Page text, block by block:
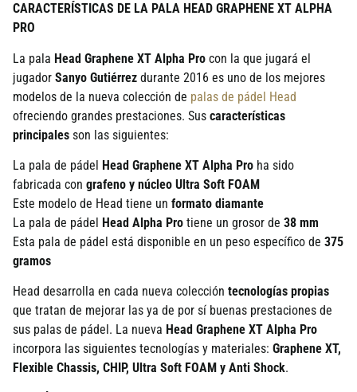
CARACTERÍSTICAS DE LA PALA HEAD GRAPHENE XT ALPHA
PRO
La pala Head Graphene XT Alpha Pro con la que jugará el
jugador Sanyo Gutiérrez durante 2016 es uno de los mejores
modelos de la nueva colección de palas de pádel Head
ofreciendo grandes prestaciones. Sus características
principales son las siguientes:
La pala de pádel Head Graphene XT Alpha Pro ha sido
fabricada con grafeno y núcleo Ultra Soft FOAM
Este modelo de Head tiene un formato diamante
La pala de pádel Head Alpha Pro tiene un grosor de 38 mm
Esta pala de pádel está disponible en un peso específico de 375
gramos
Head desarrolla en cada nueva colección tecnologías propias
que tratan de mejorar las ya de por sí buenas prestaciones de
sus palas de pádel. La nueva Head Graphene XT Alpha Pro
incorpora las siguientes tecnologías y materiales: Graphene XT,
Flexible Chassis, CHIP, Ultra Soft FOAM y Anti Shock.